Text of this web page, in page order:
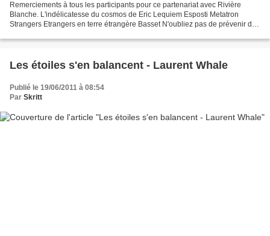
Remerciements à tous les participants pour ce partenariat avec Rivière
Blanche. L'indélicatesse du cosmos de Eric Lequiem Esposti Metatron
Strangers Etrangers en terre étrangère Basset N'oubliez pas de prévenir de
Les étoiles s'en balancent - Laurent Whale
Publié le 19/06/2011 à 08:54
Par Skritt